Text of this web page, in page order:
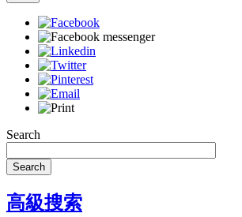
Search
Search
高級搜索